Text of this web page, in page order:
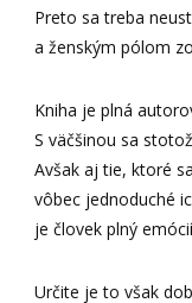
Preto sa treba
a ženským pólom
Kniha je plná
S väčšinou sa
Avšak aj tie, ktoré
vôbec jednoduché
je človek plný
Určite je to však